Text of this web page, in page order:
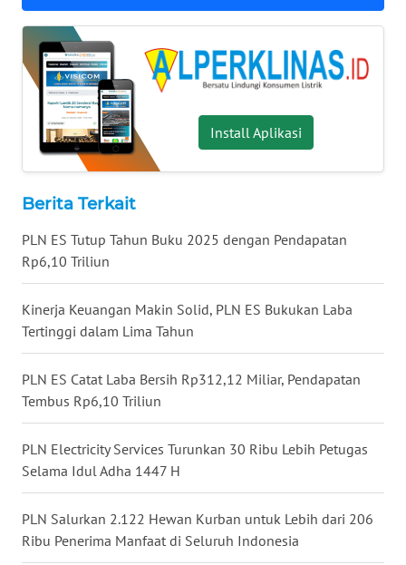
Install Aplikasi
Berita Terkait
PLN ES Tutup Tahun Buku 2025 dengan Pendapatan
Rp6,10 Triliun
Kinerja Keuangan Makin Solid, PLN ES Bukukan Laba
Tertinggi dalam Lima Tahun
PLN ES Catat Laba Bersih Rp312,12 Miliar, Pendapatan
Tembus Rp6,10 Triliun
PLN Electricity Services Turunkan 30 Ribu Lebih Petugas
Selama Idul Adha 1447 H
PLN Salurkan 2.122 Hewan Kurban untuk Lebih dari 206
Ribu Penerima Manfaat di Seluruh Indonesia
MALUKU
WN
MALUT
WN
DAIRI
WN
TOBA
NIAS
LANGKAT
WN
TAPANULI
SELATAN
WN
TANJUNG